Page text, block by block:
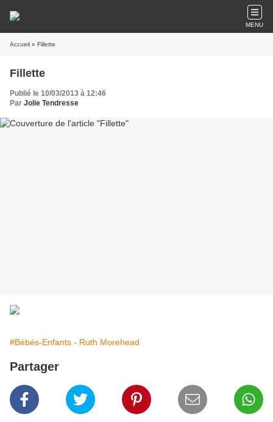
MENU
Accueil » Fillette
Fillette
Publié le 10/03/2013 à 12:46
Par Jolie Tendresse
#Bébés-Enfants - Ruth Morehead
Partager